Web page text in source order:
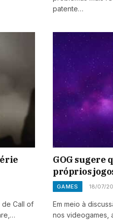
patente…
de Call of
GOG sugere
próprios
GAMES 18/07/
Em meio à
nos videogames,